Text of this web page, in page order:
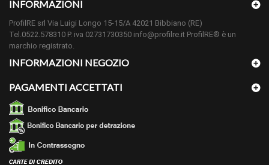
INFORMAZIONI
ProfilRE srl Via Luigi Longo 15-15/A 42021 Bibbiano (RE)
Tel.0522.578310 P. iva 02731730350 info@profilre.it ProfilRE® è un
marchio registrato.
INFORMAZIONI NEGOZIO
PAGAMENTI ACCETTATI